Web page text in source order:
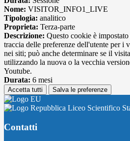
Nome: VISITOR_INFO1_LIVE
Tipologia: analitico
Proprieta: Terza-parte
Descrizione: Questo cookie è
traccia delle preferenze dell'utente per i
nei siti; può anche determinare se il
utilizzando la nuova o la vecchia
Youtube.
Durata: 6 mesi
Accetta tutti Salva le preferenze
Liceo Scientifico
Contatti